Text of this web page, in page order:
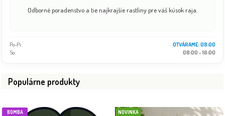
Odborné poradenstvo a tie najkrajšie rastliny pre váš kúsok raja.
Po-Pi:
OTVÁRAME: 08:00
So:
08:00 - 16:00
Populárne produkty
BOMBA
NOVINKA